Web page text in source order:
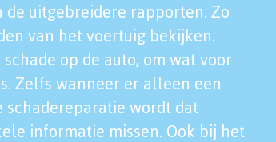
uitgebreidere rapporten. Zo
van het voertuig bekijken.
op de auto, om wat voor
Zelfs wanneer er alleen een
schadereparatie wordt dat
informatie missen. Ook bij het